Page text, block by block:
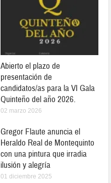
Abierto el plazo de
presentación de
candidatos/as para la VI Gala
Quinteño del año 2026.
02 marzo 2026
Gregor Flaute anuncia el
Heraldo Real de Montequinto
con una pintura que irradia
ilusión y alegría
01 diciembre 2025